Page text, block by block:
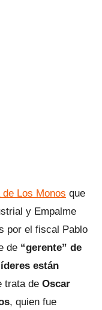
de Los Monos que
y Empalme
por el fiscal Pablo
de “gerente” de
están
trata de Oscar
, quien fue